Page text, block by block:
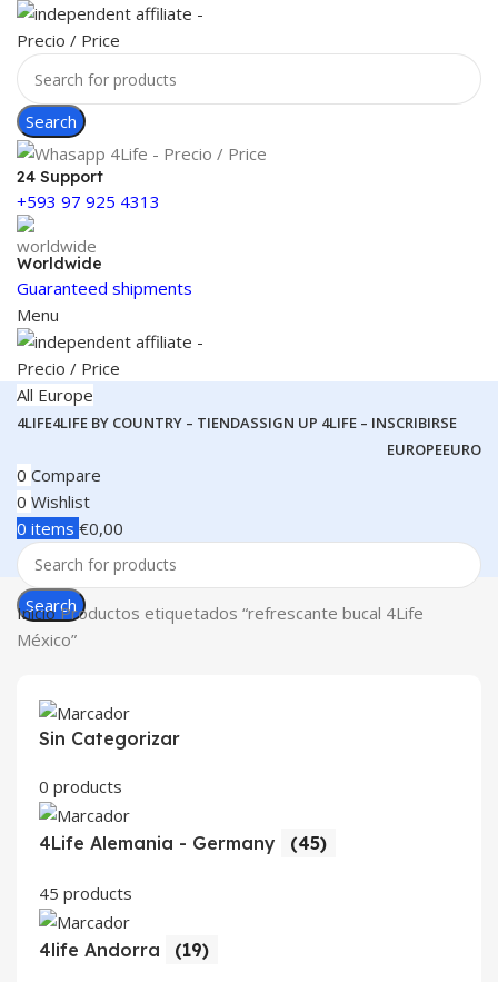
Search
24 Support
+593 97 925 4313
Worldwide
Guaranteed shipments
Menu
All Europe
4LIFE4LIFE BY COUNTRY – TIENDASSIGN UP 4LIFE – INSCRIBIRSE
EUROPEEURO
0 Compare
0 Wishlist
0 items €0,00
Search
InicioProductos etiquetados “refrescante bucal 4Life
México”
Sin Categorizar
0 products
4Life Alemania - Germany (45)
45 products
4life Andorra (19)